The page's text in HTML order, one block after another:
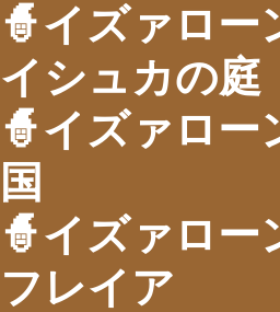
🧙イズァロ
イシュカの庭
🧙イズァロ
国
🧙イズァロ
フレイア